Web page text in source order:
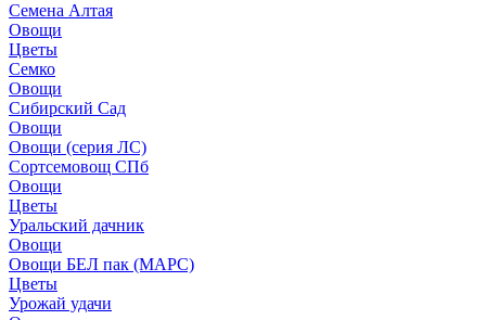
Семена Алтая
Овощи
Цветы
Семко
Овощи
Сибирский Сад
Овощи
Овощи (серия ЛС)
Сортсемовощ СПб
Овощи
Цветы
Уральский дачник
Овощи
Овощи БЕЛ пак (МАРС)
Цветы
Урожай удачи